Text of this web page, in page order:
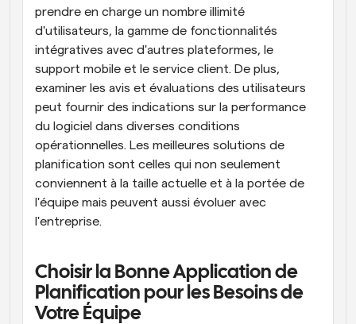
prendre en charge un nombre illimité
d'utilisateurs, la gamme de fonctionnalités
intégratives avec d'autres plateformes, le
support mobile et le service client. De plus,
examiner les avis et évaluations des utilisateurs
peut fournir des indications sur la performance
du logiciel dans diverses conditions
opérationnelles. Les meilleures solutions de
planification sont celles qui non seulement
conviennent à la taille actuelle et à la portée de
l'équipe mais peuvent aussi évoluer avec
l'entreprise.
Choisir la Bonne Application de
Planification pour les Besoins de
Votre Équipe